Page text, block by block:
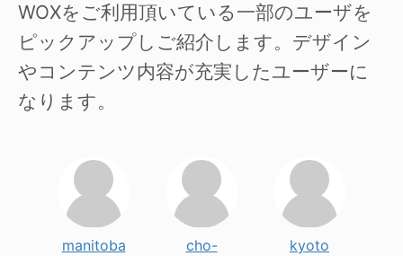
WOXをご利用頂いている一部のユーザを
ピックアップしご紹介します。デザイン
やコンテンツ内容が充実したユーザーに
なります。
manitoba
cho-
kyoto